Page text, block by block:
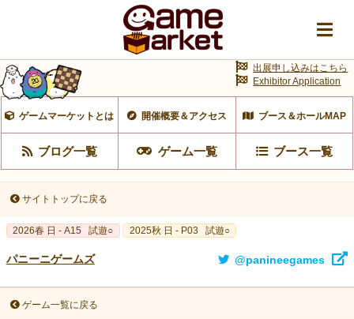
ゲームマーケットとは 開催概要＆アクセス ブース＆ホールMAP
ブログ一覧 ゲーム一覧 ブース一覧
出展申し込みはこちら
Exhibitor Application
サイトトップに戻る
2026春 日 - A15 試遊○ 2025秋 日 - P03 試遊○
パニーニゲームズ @panineegames
ゲーム一覧に戻る